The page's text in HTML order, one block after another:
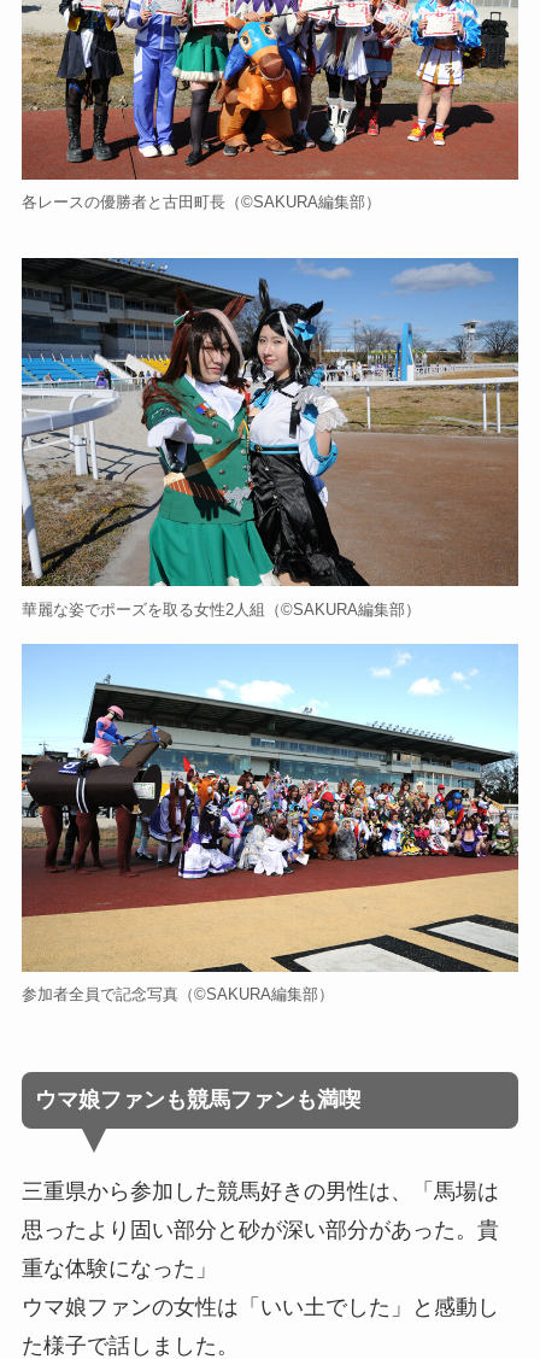
各レースの優勝者と古田町長（©️SAKURA編集部）
華麗な姿でポーズを取る女性2人組 （©️SAKURA編集部）
参加者全員で記念写真（©️SAKURA編集部）
ウマ娘ファンも競馬ファンも満喫
三重県から参加した競馬好きの男性は、「馬場は
思ったより固い部分と砂が深い部分があった。貴
重な体験になった」
ウマ娘ファンの女性は「いい土でした」と感動し
た様子で話しました。